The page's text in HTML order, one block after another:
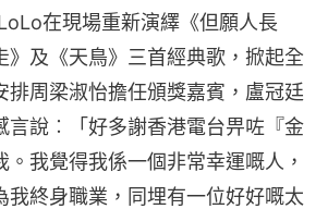
在現場重新演繹《但願人長
》及《天鳥》三首經典歌，掀起全
排周梁淑怡擔任頒獎嘉賓，盧冠廷
言說︰「好多謝香港電台畀咗『金
。我覺得我係一個非常幸運嘅人，
我終身職業，同埋有一位好好嘅太